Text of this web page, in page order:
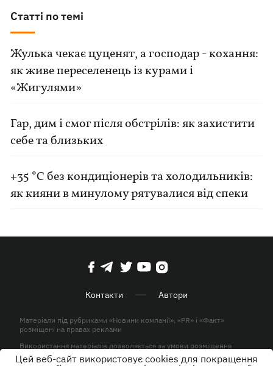
Статті по темі
Жулька чекає цуценят, а господар - кохання:
як живе переселенець із курами і
«Жигулями»
Гар, дим і смог після обстрілів: як захистити
себе та близьких
+35 °C без кондиціонерів та холодильників:
як кияни в минулому рятувалися від спеки
Контакти Автори
Матеріали під рубриками «Новини компанії», «PR» і «Факт»
розміщені на правах реклами
Використання матеріалів дозволяється за умови розміщення
активного гіперпосилання на KP.UA в першому абзаці.
Цей веб-сайт використовує cookies для покращення